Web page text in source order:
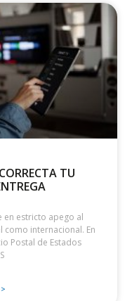
TU
en estricto apego al
internacional. En
Postal de Estados